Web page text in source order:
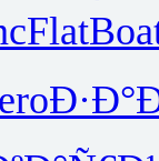
Flat